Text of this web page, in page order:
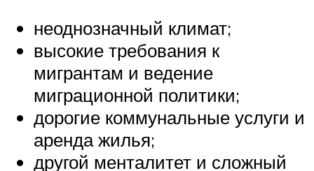
неоднозначный климат;
высокие требования к
мигрантам и ведение
миграционной политики;
дорогие коммунальные услуги и
аренда жилья;
другой менталитет и сложный